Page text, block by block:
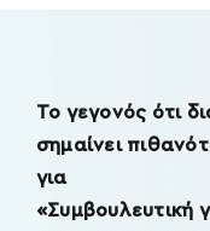
Home
MetaMathesis
Το γεγονός ότι
σημαίνει
για
«Συμβουλευτική